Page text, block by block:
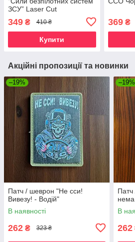
ЗСУ” Laser Cut
349 ₴ 410 ₴
Купити
369₴
Акційні пропозиції та новинки
–19%
Патч / шеврон "Не сси!
Вивезу! - Водій"
В наявності
262 ₴ 323 ₴
–19%
нема
В
262